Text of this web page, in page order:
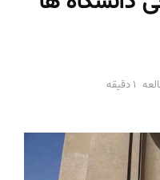
1 دقیقه